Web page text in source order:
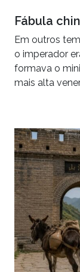
Fábula
Em outros
o imperador
formava o
mais alta